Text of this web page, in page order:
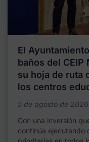
El
baños del CEIP
su hoja de ruta
los centros
5 de agosto de 2026
Con una inversión
continúa ejecutando